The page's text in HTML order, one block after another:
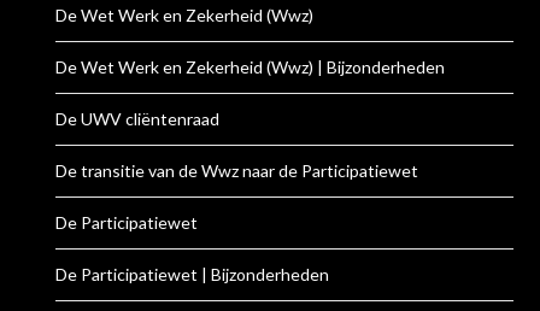
De Wet Werk en Zekerheid (Wwz)
De Wet Werk en Zekerheid (Wwz) | Bijzonderheden
De UWV cliëntenraad
De transitie van de Wwz naar de Participatiewet
De Participatiewet
De Participatiewet | Bijzonderheden